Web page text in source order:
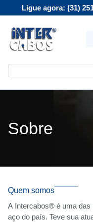
Ligue agora: (31)
Sobre
Quem somos
A Intercabos® é uma das
aço do país. Teve sua